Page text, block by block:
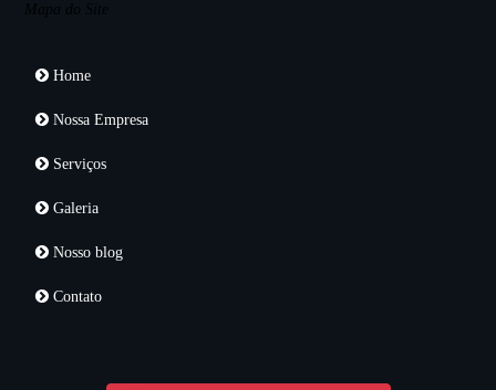
Mapa do Site
Home
Nossa Empresa
Serviços
Galeria
Nosso blog
Contato